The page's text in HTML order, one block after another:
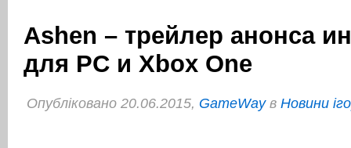
Ashen – трейлер анонса
для PC и Xbox One
Опубліковано 20.06.2015, GameWayв Новини